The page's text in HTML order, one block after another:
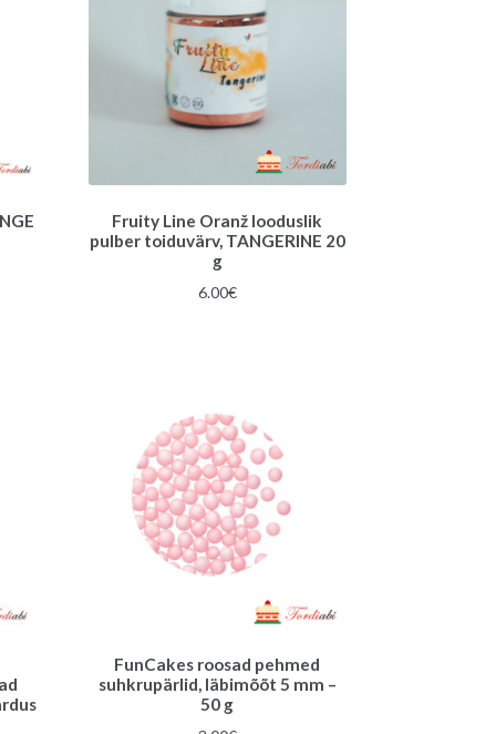
Fruity Line Oranž looduslik
pulber toiduvärv, TANGERINE 20
g
6.00€
FunCakes roosad pehmed
suhkrupärlid, läbimõõt 5 mm –
50 g